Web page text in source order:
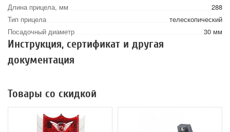
Длина прицела, мм
288
Тип прицела
телескопический
Посадочный диаметр
30 мм
Инструкция, сертификат и другая
документация
Товары со скидкой